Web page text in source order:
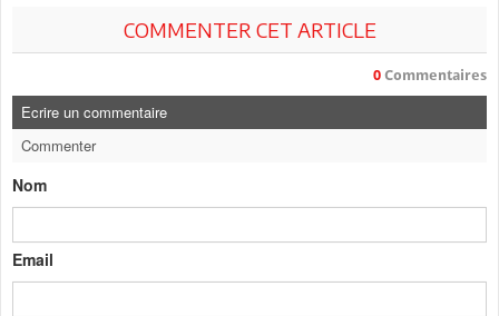
COMMENTER CET ARTICLE
0 Commentaires
Ecrire un commentaire
Commenter
Nom
Email